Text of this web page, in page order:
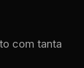
com tanta